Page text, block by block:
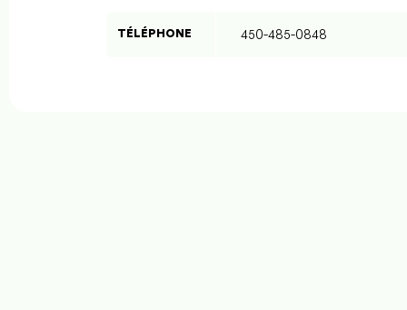
TÉLÉPHONE 450-485-0848